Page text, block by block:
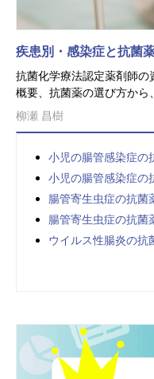
疾患別・感染症と抗菌
抗菌化学療法認定薬剤師
概要、抗菌薬の選び方から
柳瀬 昌樹
小児の腸管感染症の
小児の腸管感染症の
腸管寄生虫症の抗菌
腸管寄生虫症の抗菌
ウイルス性腸炎の抗